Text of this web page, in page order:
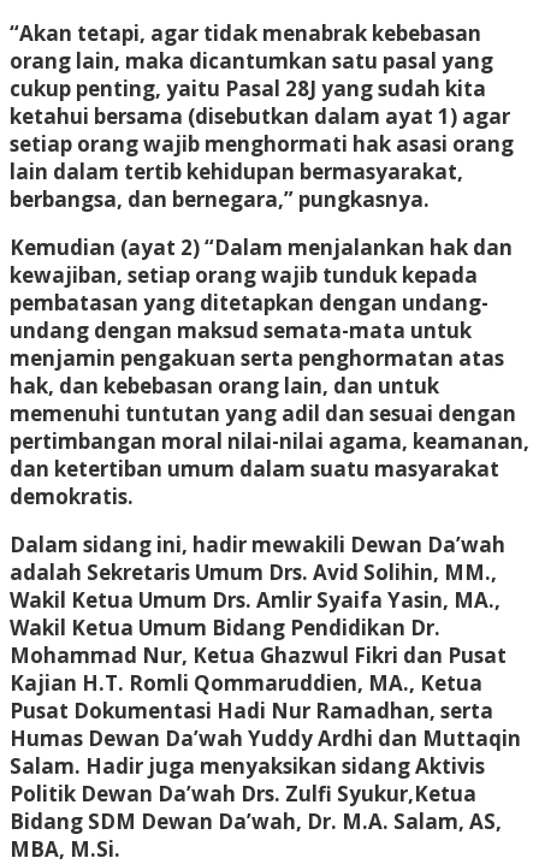
“Akan tetapi, agar tidak menabrak kebebasan
orang lain, maka dicantumkan satu pasal yang
cukup penting, yaitu Pasal 28J yang sudah kita
ketahui bersama (disebutkan dalam ayat 1) agar
setiap orang wajib menghormati hak asasi orang
lain dalam tertib kehidupan bermasyarakat,
berbangsa, dan bernegara,” pungkasnya.
Kemudian (ayat 2) “Dalam menjalankan hak dan
kewajiban, setiap orang wajib tunduk kepada
pembatasan yang ditetapkan dengan undang-
undang dengan maksud semata-mata untuk
menjamin pengakuan serta penghormatan atas
hak, dan kebebasan orang lain, dan untuk
memenuhi tuntutan yang adil dan sesuai dengan
pertimbangan moral nilai-nilai agama, keamanan,
dan ketertiban umum dalam suatu masyarakat
demokratis.
Dalam sidang ini, hadir mewakili Dewan Da’wah
adalah Sekretaris Umum Drs. Avid Solihin, MM.,
Wakil Ketua Umum Drs. Amlir Syaifa Yasin, MA.,
Wakil Ketua Umum Bidang Pendidikan Dr.
Mohammad Nur, Ketua Ghazwul Fikri dan Pusat
Kajian H.T. Romli Qommaruddien, MA., Ketua
Pusat Dokumentasi Hadi Nur Ramadhan, serta
Humas Dewan Da’wah Yuddy Ardhi dan Muttaqin
Salam. Hadir juga menyaksikan sidang Aktivis
Politik Dewan Da’wah Drs. Zulfi Syukur,Ketua
Bidang SDM Dewan Da’wah, Dr. M.A. Salam, AS,
MBA, M.Si.